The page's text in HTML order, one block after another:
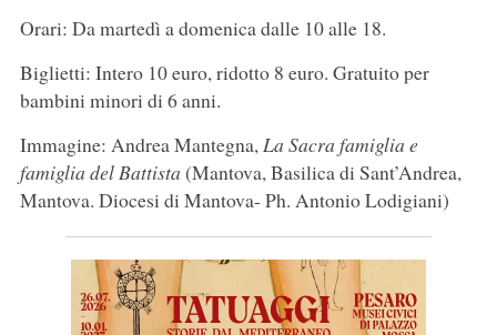
Orari: Da martedì a domenica dalle 10 alle 18.
Biglietti: Intero 10 euro, ridotto 8 euro. Gratuito per
bambini minori di 6 anni.
Immagine: Andrea Mantegna,La Sacra famiglia e
famiglia del Battista (Mantova, Basilica di Sant’Andrea,
Mantova. Diocesi di Mantova- Ph. Antonio Lodigiani)